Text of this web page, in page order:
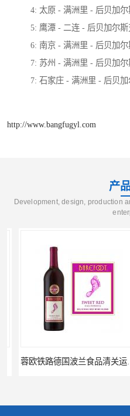
4: 太原 - 满洲里 - 后贝加
5: 鹰潭 - 二连 - 后贝加尔
6: 南京 - 满洲里 - 后贝加
7: 苏州 - 满洲里 - 后贝加
7: 石家庄 - 满洲里 - 后贝
http://www.bangfugyl.com
产
Development, design, production
蓉欧铁路德国波兰食品清关运输门到门